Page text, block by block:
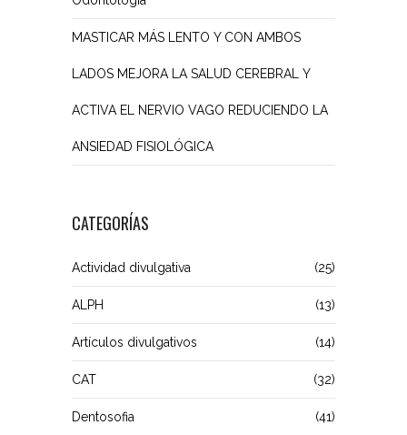
MASTICAR MÁS LENTO Y CON AMBOS
LADOS MEJORA LA SALUD CEREBRAL Y
ACTIVA EL NERVIO VAGO REDUCIENDO LA
ANSIEDAD FISIOLÓGICA
CATEGORÍAS
Actividad divulgativa (25)
ALPH (13)
Artículos divulgativos (14)
CAT (32)
Dentosofia (41)